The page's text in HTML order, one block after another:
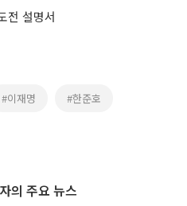
전 설명서
#이재명 #한준호
의 주요 뉴스